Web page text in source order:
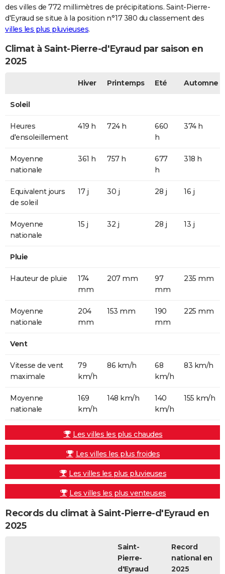
des villes de 772 millimètres de précipitations. Saint-Pierre-
d'Eyraud se situe à la position n°17 380 du classement des
villes les plus pluvieuses.
Climat à Saint-Pierre-d'Eyraud par saison en
2025
Hiver Printemps Eté Automne
Soleil
Heures
d'ensoleillement
419 h 724 h
660
h
374 h
Moyenne
nationale
361 h 757 h
677
h
318 h
Equivalent jours
de soleil
17 j 30 j 28 j 16 j
Moyenne
nationale
15 j 32 j 28 j 13 j
Pluie
Hauteur de pluie
174
mm
207 mm
97
mm
235 mm
Moyenne
nationale
204
mm
153 mm
190
mm
225 mm
Vent
Vitesse de vent
maximale
79
km/h
86 km/h
68
km/h
83 km/h
Moyenne
nationale
169
km/h
148 km/h
140
km/h
155 km/h
Les villes les plus chaudes
Les villes les plus froides
Les villes les plus pluvieuses
Les villes les plus venteuses
Records du climat à Saint-Pierre-d'Eyraud en
2025
Saint-
Pierre-
d'Eyraud
Record
national en
2025